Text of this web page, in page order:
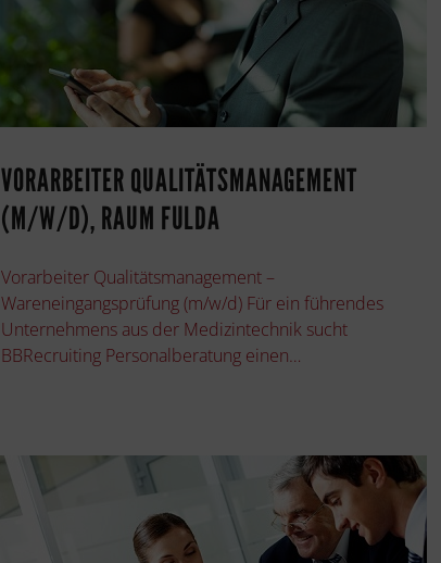
VORARBEITER QUALITÄTSMANAGEMENT
(M/W/D), RAUM FULDA
Vorarbeiter Qualitätsmanagement –
Wareneingangsprüfung (m/w/d) Für ein führendes
Unternehmens aus der Medizintechnik sucht
BBRecruiting Personalberatung einen…